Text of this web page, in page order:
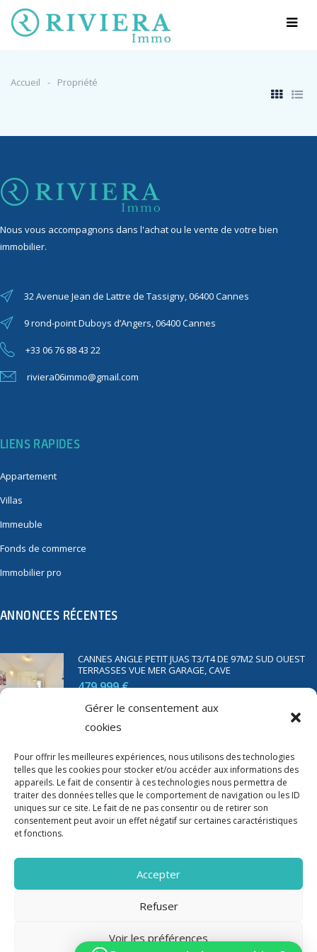
Gérer le consentement aux
cookies
Pour offrir les meilleures expériences, nous utilisons des technologies
telles que les cookies pour stocker et/ou accéder aux informations des
appareils. Le fait de consentir à ces technologies nous permettra de
traiter des données telles que le comportement de navigation ou les ID
uniques sur ce site. Le fait de ne pas consentir ou de retirer son
consentement peut avoir un effet négatif sur certaines caractéristiques
et fonctions.
Accepter
Refuser
Voir les préférences
Accueil Propriété
Nous vous accompagnons dans l'achat ou le vente de votre bien
immobilier.
32 Avenue Jean de Lattre de Tassigny, 06400 Cannes
9 rond-point Duboys d’Angers, 06400 Cannes
+33 06 76 88 43 22
riviera06immo@gmail.com
LIENS RAPIDES
Appartement
Villas
Immeuble
Fonds de commerce
Immobilier pro
ANNONCES RÉCENTES
CANNES ANGLE PETIT JUAS T3/T4 DE 97M2 SUD OUEST
TERRASSES VUE MER GARAGE, CAVE
479 999 €
TERRASSE PARKING
350 000 €
2020-2023 Riviera Immo - Tous Droits réservés -Mentions Légales